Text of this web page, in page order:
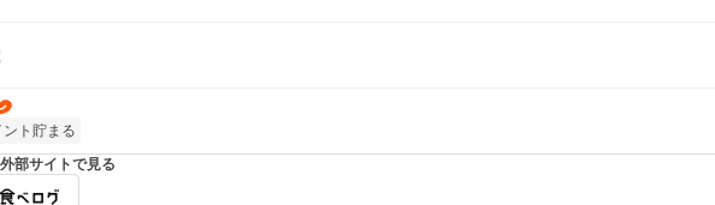
ント貯まる
部サイトで見る